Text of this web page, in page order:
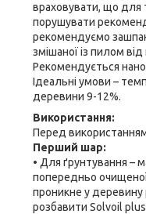
враховувати, що для
порушувати
рекомендуємо
змішаної із пилом
Рекомендується
Ідеальні умови –
деревини 9-12%.
Використання:
Перед
Перший шар:
• Для ґрунтування –
попередньо
проникне у деревину
розбавити Solvoil